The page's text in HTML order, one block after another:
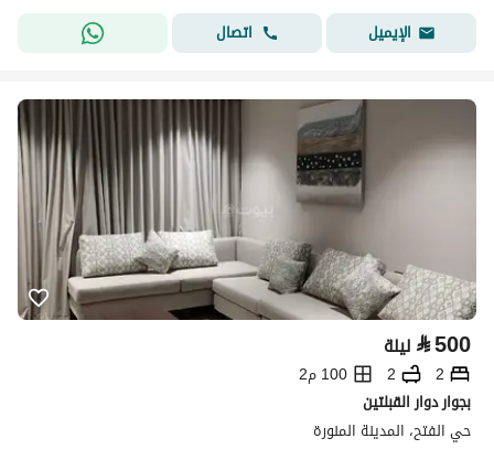
الإيميل
اتصال
⃁500 ليلة
2
2
100 م2
بجوار دوار القبلتين
حي الفتح، المدينة المنورة